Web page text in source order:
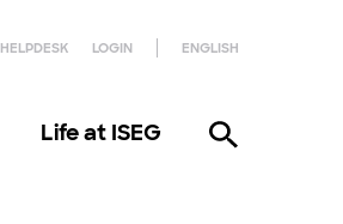
HELPDESK LOGIN ENGLISH
Life at ISEG